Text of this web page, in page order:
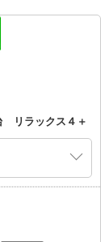
リラックス４＋